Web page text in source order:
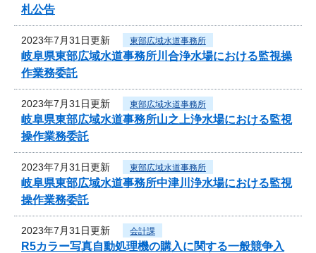
札公告
2023年7月31日更新 東部広域水道事務所
岐阜県東部広域水道事務所川合浄水場における監視操
作業務委託
2023年7月31日更新 東部広域水道事務所
岐阜県東部広域水道事務所山之上浄水場における監視
操作業務委託
2023年7月31日更新 東部広域水道事務所
岐阜県東部広域水道事務所中津川浄水場における監視
操作業務委託
2023年7月31日更新 会計課
R5カラー写真自動処理機の購入に関する一般競争入